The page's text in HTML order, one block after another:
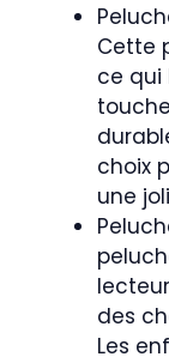
Cette
ce qui
choix
une
des
Les